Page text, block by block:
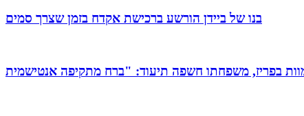
בנו של ביידן הורשע ברכישת אקדח בזמן שצרך סמים